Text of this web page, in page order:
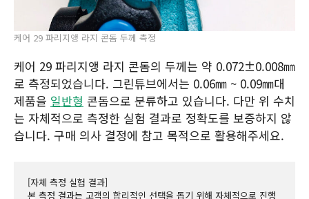
케어 29 파리지앵 라지 콘돔 두께 측정
케어 29 파리지앵 라지 콘돔의 두께는 약 0.072±0.008㎜
로 측정되었습니다. 그린튜브에서는 0.06㎜ ~ 0.09㎜대
제품을 일반형 콘돔으로 분류하고 있습니다. 다만 위 수치
는 자체적으로 측정한 실험 결과로 정확도를 보증하지 않
습니다. 구매 의사 결정에 참고 목적으로 활용해주세요.
[자체 측정 실험 결과]
본 측정 결과는 고객의 합리적인 선택을 돕기 위해 자체적으로 진행